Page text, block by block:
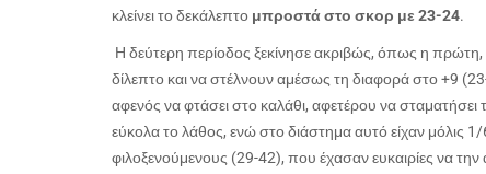
κλείνει το δεκάλεπτο μπροστά στο σκορ με 23-24.
Η δεύτερη περίοδος ξεκίνησε ακριβώς, όπως η
δίλεπτο και να στέλνουν αμέσως τη διαφορά στο +9
αφενός να φτάσει στο καλάθι, αφετέρου να
εύκολα το λάθος, ενώ στο διάστημα αυτό είχαν μόλις
φιλοξενούμενους (29-42), που έχασαν ευκαιρίες να